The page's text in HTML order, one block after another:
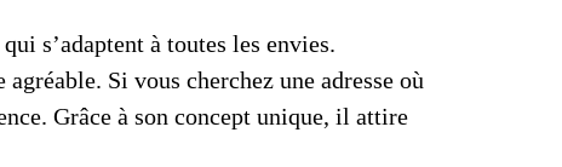
s’adaptent à toutes les envies.
Si vous cherchez une adresse où
Grâce à son concept unique, il attire